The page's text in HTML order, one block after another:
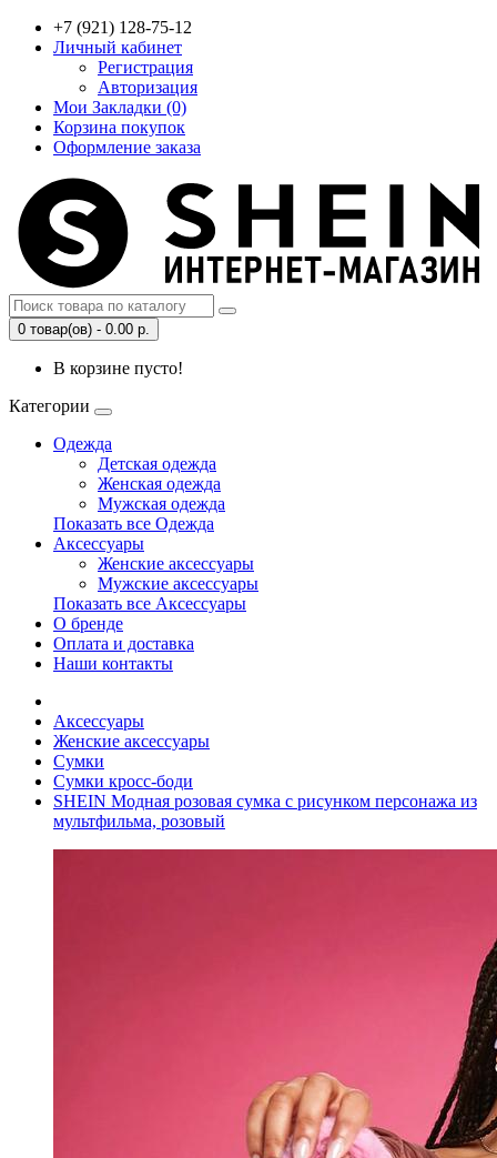
+7 (921) 128-75-12
Личный кабинет
Регистрация
Авторизация
Мои Закладки (0)
Корзина покупок
Оформление заказа
0 товар(ов) - 0.00 р.
В корзине пусто!
Категории
Одежда
Детская одежда
Женская одежда
Мужская одежда
Показать все Одежда
Аксессуары
Женские аксессуары
Мужские аксессуары
Показать все Аксессуары
О бренде
Оплата и доставка
Наши контакты
Аксессуары
Женские аксессуары
Сумки
Сумки кросс-боди
SHEIN Модная розовая сумка с рисунком персонажа из
мультфильма, розовый